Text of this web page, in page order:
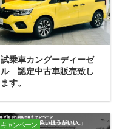
試乗車カングーディーゼ
ル 認定中古車販売致し
ます。
キャンペーン